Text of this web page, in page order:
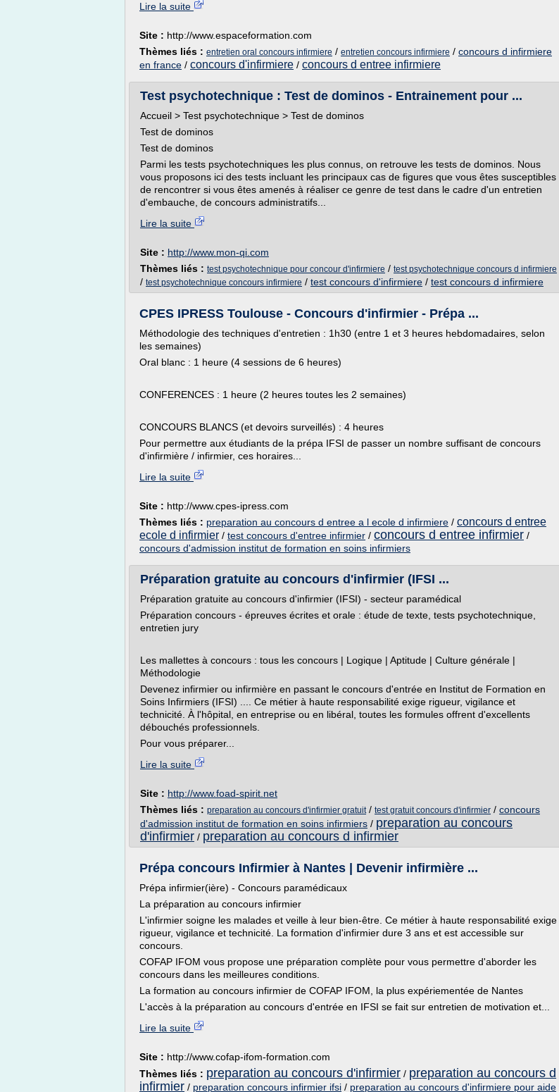
Lire la suite
Site : http://www.espaceformation.com
Thèmes liés : entretien oral concours infirmiere / entretien concours infirmiere / concours d infirmiere
en france / concours d'infirmiere / concours d entree infirmiere
Test psychotechnique : Test de dominos - Entrainement pour ...
Accueil > Test psychotechnique > Test de dominos
Test de dominos
Test de dominos
Parmi les tests psychotechniques les plus connus, on retrouve les tests de dominos. Nous
vous proposons ici des tests incluant les principaux cas de figures que vous êtes susceptibles
de rencontrer si vous êtes amenés à réaliser ce genre de test dans le cadre d'un entretien
d'embauche, de concours administratifs...
Lire la suite
Site : http://www.mon-qi.com
Thèmes liés : test psychotechnique pour concour d'infirmiere / test psychotechnique concours d infirmiere
/ test psychotechnique concours infirmiere / test concours d'infirmiere / test concours d infirmiere
CPES IPRESS Toulouse - Concours d'infirmier - Prépa ...
Méthodologie des techniques d'entretien : 1h30 (entre 1 et 3 heures hebdomadaires, selon
les semaines)
Oral blanc : 1 heure (4 sessions de 6 heures)
CONFERENCES : 1 heure (2 heures toutes les 2 semaines)
CONCOURS BLANCS (et devoirs surveillés) : 4 heures
Pour permettre aux étudiants de la prépa IFSI de passer un nombre suffisant de concours
d'infirmière / infirmier, ces horaires...
Lire la suite
Site : http://www.cpes-ipress.com
Thèmes liés : preparation au concours d entree a l ecole d infirmiere / concours d entree
ecole d infirmier / test concours d'entree infirmier / concours d entree infirmier /
concours d'admission institut de formation en soins infirmiers
Préparation gratuite au concours d'infirmier (IFSI ...
Préparation gratuite au concours d'infirmier (IFSI) - secteur paramédical
Préparation concours - épreuves écrites et orale : étude de texte, tests psychotechnique,
entretien jury
Les mallettes à concours : tous les concours | Logique | Aptitude | Culture générale |
Méthodologie
Devenez infirmier ou infirmière en passant le concours d'entrée en Institut de Formation en
Soins Infirmiers (IFSI) .... Ce métier à haute responsabilité exige rigueur, vigilance et
technicité. À l'hôpital, en entreprise ou en libéral, toutes les formules offrent d'excellents
débouchés professionnels.
Pour vous préparer...
Lire la suite
Site : http://www.foad-spirit.net
Thèmes liés : preparation au concours d'infirmier gratuit/ test gratuit concours d'infirmier / concours
d'admission institut de formation en soins infirmiers / preparation au concours
d'infirmier / preparation au concours d infirmier
Prépa concours Infirmier à Nantes | Devenir infirmière ...
Prépa infirmier(ière) - Concours paramédicaux
La préparation au concours infirmier
L'infirmier soigne les malades et veille à leur bien-être. Ce métier à haute responsabilité exige
rigueur, vigilance et technicité. La formation d'infirmier dure 3 ans et est accessible sur
concours.
COFAP IFOM vous propose une préparation complète pour vous permettre d'aborder les
concours dans les meilleures conditions.
La formation au concours infirmier de COFAP IFOM, la plus expériementée de Nantes
L'accès à la préparation au concours d'entrée en IFSI se fait sur entretien de motivation et...
Lire la suite
Site : http://www.cofap-ifom-formation.com
Thèmes liés : preparation au concours d'infirmier / preparation au concours d
infirmier / preparation concours infirmier ifsi / preparation au concours d'infirmiere pour aide